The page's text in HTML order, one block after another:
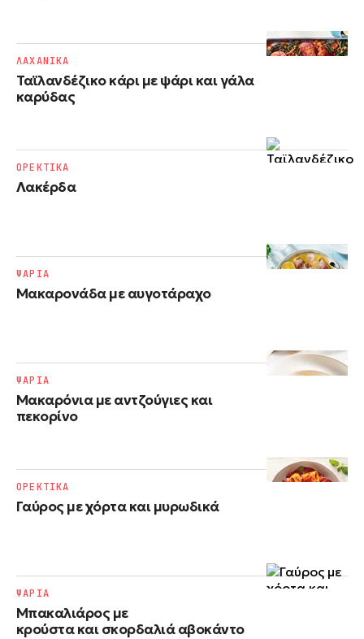
Ταϊλανδέζικο κάρι με ψάρι και γάλα
καρύδας
ΛΑΧΑΝΙΚΑ
Λακέρδα
ΟΡΕΚΤΙΚΑ
Μακαρονάδα με αυγοτάραχο
ΨΑΡΙΑ
Μακαρόνια με αντζούγιες και
πεκορίνο
ΨΑΡΙΑ
Γαύρος με χόρτα και μυρωδικά
ΟΡΕΚΤΙΚΑ
Μπακαλιάρος με
κρούστα και σκορδαλιά αβοκάντο
ΨΑΡΙΑ